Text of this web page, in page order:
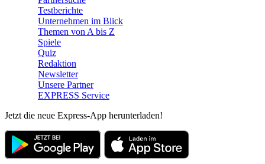
Testberichte
Unternehmen im Blick
Themen von A bis Z
Spiele
Quiz
Redaktion
Newsletter
Unsere Partner
EXPRESS Service
Jetzt die neue Express-App herunterladen!